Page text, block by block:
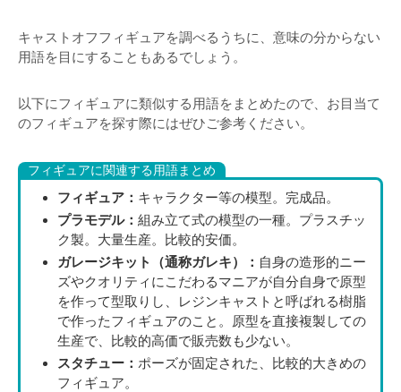
キャストオフフィギュアを調べるうちに、意味の分からない
用語を目にすることもあるでしょう。
以下にフィギュアに類似する用語をまとめたので、お目当て
のフィギュアを探す際にはぜひご参考ください。
フィギュアに関連する用語まとめ
フィギュア： キャラクター等の模型。完成品。
プラモデル： 組み立て式の模型の一種。プラスチッ
ク製。大量生産。比較的安価。
ガレージキット（通称ガレキ）： 自身の造形的ニー
ズやクオリティにこだわるマニアが自分自身で原型
を作って型取りし、レジンキャストと呼ばれる樹脂
で作ったフィギュアのこと。原型を直接複製しての
生産で、比較的高価で販売数も少ない。
スタチュー： ポーズが固定された、比較的大きめの
フィギュア。